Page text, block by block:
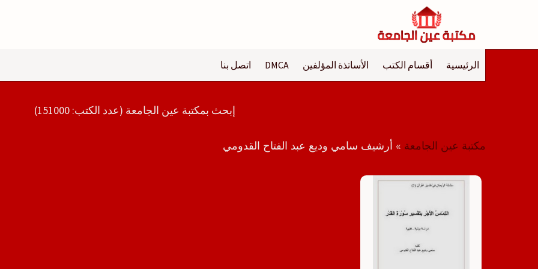
الرئيسية أقسام الكتب الأساتذة المؤلفين DMCA اتصل بنا
إبحث بمكتبة عين الجامعة (عدد الكتب: 151000)
مكتبة عين الجامعة » أرشيف سامي وديع عبد الفتاح القدومي